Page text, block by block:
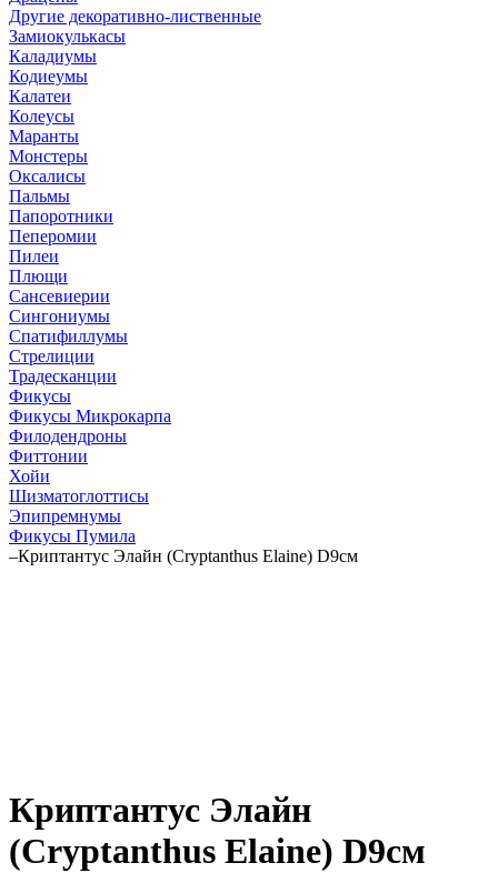
Другие декоративно-лиственные
Замиокулькасы
Каладиумы
Кодиеумы
Калатеи
Колеусы
Маранты
Монстеры
Оксалисы
Пальмы
Папоротники
Пеперомии
Пилеи
Плющи
Сансевиерии
Сингониумы
Спатифиллумы
Стрелиции
Традесканции
Фикусы
Фикусы Микрокарпа
Филодендроны
Фиттонии
Хойи
Шизматоглоттисы
Эпипремнумы
Фикусы Пумила
–Криптантус Элайн (Cryptanthus Elaine) D9см
Криптантус Элайн
(Cryptanthus Elaine) D9см